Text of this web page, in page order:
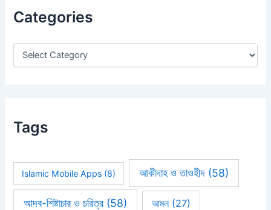
f
r
Categories
Tags
Islamic Mobile Apps (8) আকীদাহ ও তাওহীদ(58)
আদব-শিষ্টাচার ও চরিত্র(58) আমল(27)